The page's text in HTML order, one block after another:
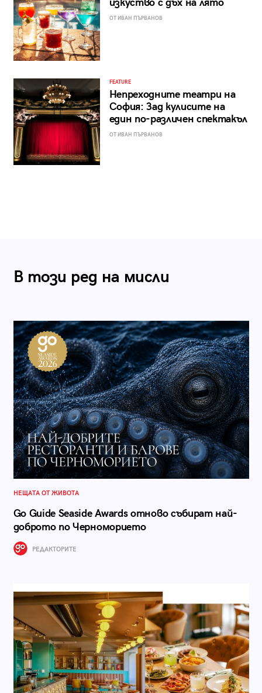
изкуство с дъх на лято
ОТ ИВАН ПЪРВАНОВ
FEATURE
Непреходните театри на
София: Зад кулисите на
един по-различен спектакъл
ОТ ИВАН ПЪРВАНОВ
В този ред на мисли
НЕЩАТА ОТ ЖИВОТА
Go Guide Seaside Awards отново събират най-
доброто по Черноморието
РЕДАКТОРИТЕ